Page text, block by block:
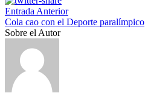
Entrada Anterior
Cola cao con el Deporte paralímpico
Sobre el Autor